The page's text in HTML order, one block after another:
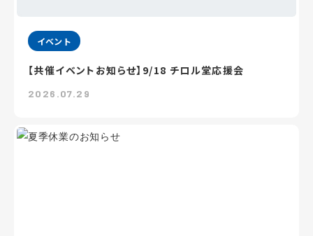
イベント
【共催イベントお知らせ】9/18 チロル堂応援会
2026.07.29